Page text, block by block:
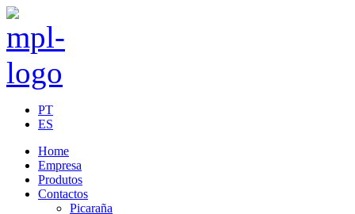
PT
ES
Home
Empresa
Produtos
Contactos
Picaraña